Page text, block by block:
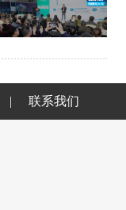
| 联系我们